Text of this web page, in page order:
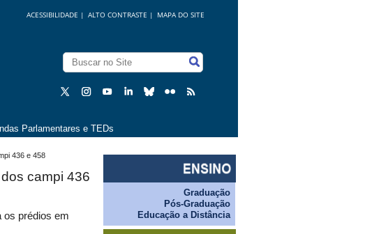
MAPA DO SITE
ALTO CONTRASTE |
ACESSIBILIDADE |
Parlamentares e TEDs
436 e 458
campi 436
os prédios em
Graduação
Pós-Graduação
Educação a Distância